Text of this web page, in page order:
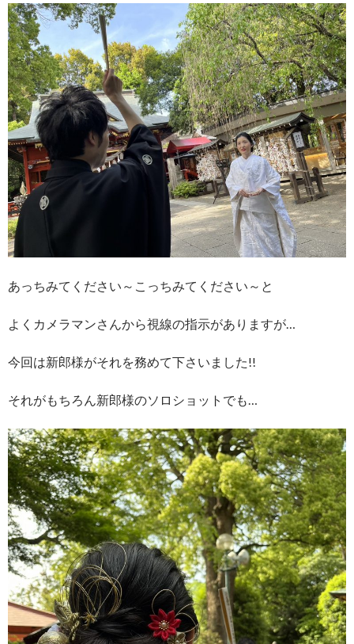
あっちみてください～こっちみてください～と
よくカメラマンさんから視線の指示がありますが…
今回は新郎様がそれを務めて下さいました!!
それがもちろん新郎様のソロショットでも…